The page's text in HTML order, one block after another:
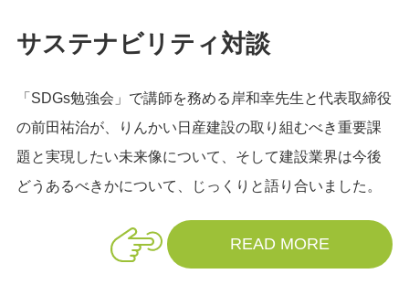
サステナビリティ対談
「SDGs勉強会」で講師を務める岸和幸先生と代表取締役
の前田祐治が、りんかい日産建設の取り組むべき重要課
題と実現したい未来像について、そして建設業界は今後
どうあるべきかについて、じっくりと語り合いました。
READ MORE